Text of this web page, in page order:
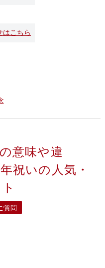
はこちら
意味や違
祝いの人気・
質問